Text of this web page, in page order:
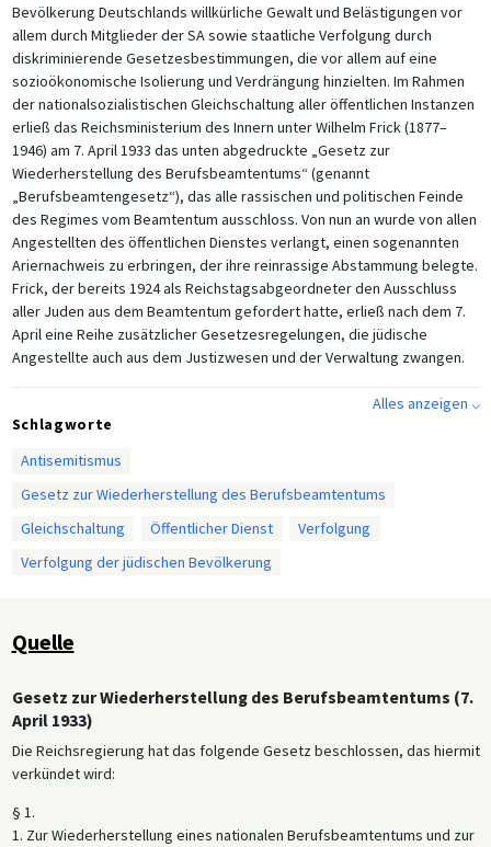
Bevölkerung Deutschlands willkürliche Gewalt und Belästigungen vor
allem durch Mitglieder der SA sowie staatliche Verfolgung durch
diskriminierende Gesetzesbestimmungen, die vor allem auf eine
sozioökonomische Isolierung und Verdrängung hinzielten. Im Rahmen
der nationalsozialistischen Gleichschaltung aller öffentlichen Instanzen
erließ das Reichsministerium des Innern unter Wilhelm Frick (1877–
1946) am 7. April 1933 das unten abgedruckte „Gesetz zur
Wiederherstellung des Berufsbeamtentums“ (genannt
„Berufsbeamtengesetz“), das alle rassischen und politischen Feinde
des Regimes vom Beamtentum ausschloss. Von nun an wurde von allen
Angestellten des öffentlichen Dienstes verlangt, einen sogenannten
Ariernachweis zu erbringen, der ihre reinrassige Abstammung belegte.
Frick, der bereits 1924 als Reichstagsabgeordneter den Ausschluss
aller Juden aus dem Beamtentum gefordert hatte, erließ nach dem 7.
April eine Reihe zusätzlicher Gesetzesregelungen, die jüdische
Angestellte auch aus dem Justizwesen und der Verwaltung zwangen.
Alles anzeigen ⌵
Schlagworte
Antisemitismus
Gesetz zur Wiederherstellung des Berufsbeamtentums
Gleichschaltung
Öffentlicher Dienst
Verfolgung
Verfolgung der jüdischen Bevölkerung
Quelle
Gesetz zur Wiederherstellung des Berufsbeamtentums (7.
April 1933)
Die Reichsregierung hat das folgende Gesetz beschlossen, das hiermit
verkündet wird:
§ 1.
1. Zur Wiederherstellung eines nationalen Berufsbeamtentums und zur